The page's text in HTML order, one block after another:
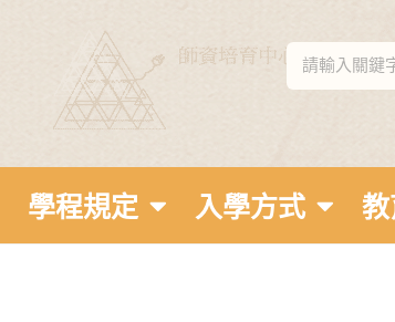
學程規定 入學方式